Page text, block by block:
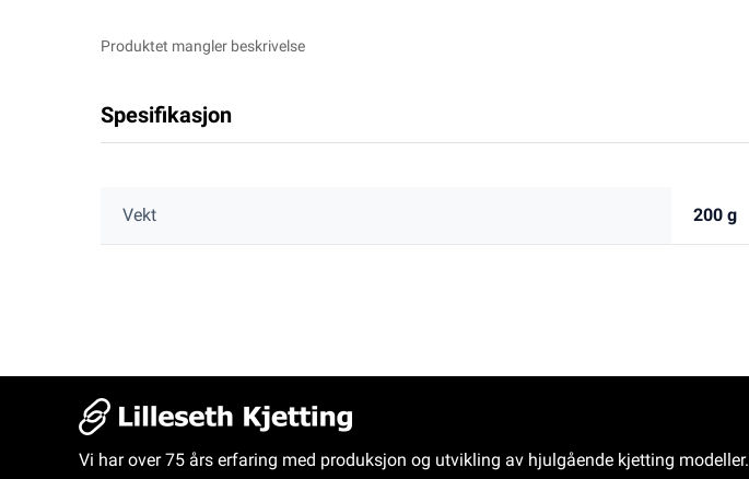
Produktet mangler beskrivelse
Spesifikasjon
Vekt 200 g
Vi har over 75 års erfaring med produksjon og utvikling av hjulgående kjetting modeller.